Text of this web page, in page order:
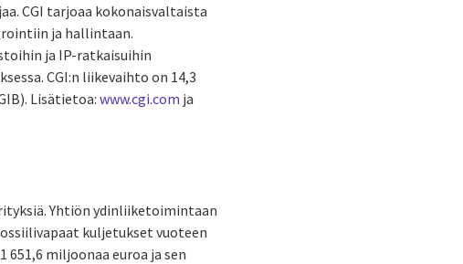
CGI tarjoaa kokonaisvaltaista
ja hallintaan.
ja IP-ratkaisuihin
CGI:n liikevaihto on 14,3
Lisätietoa:www.cgi.com ja
Yhtiön ydinliiketoimintaan
kuljetukset vuoteen
651,6 miljoonaa euroa ja sen